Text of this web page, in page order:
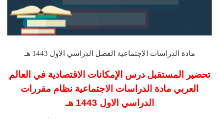
مادة الدراسات الاجتماعية الفصل الدراسي الاول 1443 هـ
تحضير المستقبل درس الإمكانات الاقتصادية في العالم
العربي مادة الدراسات الاجتماعية نظام مقررات
الدراسي الاول 1443 هـ